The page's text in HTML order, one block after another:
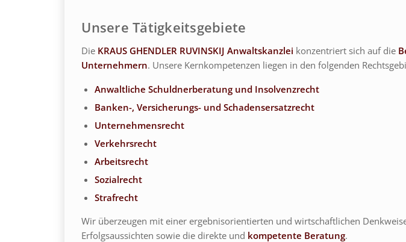
Unsere Tätigkeitsgebiete
Die KRAUS GHENDLER RUVINSKIJ Anwaltskanzlei konzentriert sich auf die
Unternehmern. Unsere Kernkompetenzen liegen in den folgenden
Anwaltliche Schuldnerberatung und Insolvenzrecht
Banken-, Versicherungs- und Schadensersatzrecht
Unternehmensrecht
Verkehrsrecht
Arbeitsrecht
Sozialrecht
Strafrecht
Wir überzeugen mit einer ergebnisorientierten und wirtschaftlichen
Erfolgsaussichten sowie die direkte und kompetente Beratung.